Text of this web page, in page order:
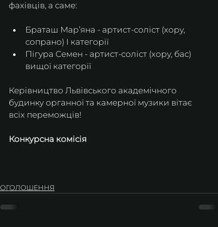
фахівців, а саме:
Браташ Мар’яна - артист-соліст (хору,
сопрано) І категорії
Пігура Семен - артист-соліст (хору, бас)
вищої категорії
Керівництво Львівського академічного
будинку органної та камерної музики вітає
всіх переможців!
Конкурсна комісія
ОГОЛОШЕННЯ